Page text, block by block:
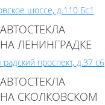
шоссе, д.110 Бс1
АВТОСТЕКЛА
НА ЛЕНИНГРАДКЕ
проспект, д.37 c6
АВТОСТЕКЛА
НА СКОЛКОВСКОМ